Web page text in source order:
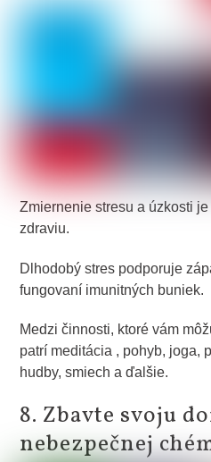
Zmiernenie stresu a úzkosti
zdraviu.
Dlhodobý stres podporuje
fungovaní imunitných buniek.
Medzi činnosti, ktoré vám
patrí meditácia , pohyb, joga,
hudby, smiech a ďalšie.
8. Zbavte svoju
nebezpečnej